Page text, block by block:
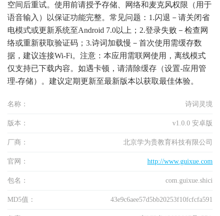
空间后重试。使用前请授予存储、网络和麦克风权限（用于
语音输入）以保证功能完整。常见问题：1.闪退－请关闭省
电模式或更新系统至Android 7.0以上；2.登录失败－检查网
络或重新获取验证码；3.诗词加载慢－首次使用需缓存数
据，建议连接Wi-Fi。注意：本应用需联网使用，离线模式
仅支持已下载内容。如遇卡顿，请清除缓存（设置-应用管
理-存储）。建议定期更新至最新版本以获取最佳体验。
名称： 诗词灵境
版本： v1.0.0 安卓版
厂商： 北京学为贵教育科技有限公司
官网： http://www.guixue.com
包名： com.guixue.shici
MD5值： 43e9c6aee57d5bb20253f10fcfcfa591